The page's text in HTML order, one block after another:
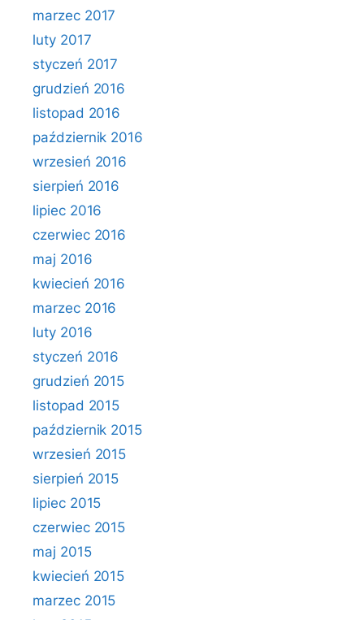
marzec 2017
luty 2017
styczeń 2017
grudzień 2016
listopad 2016
październik 2016
wrzesień 2016
sierpień 2016
lipiec 2016
czerwiec 2016
maj 2016
kwiecień 2016
marzec 2016
luty 2016
styczeń 2016
grudzień 2015
listopad 2015
październik 2015
wrzesień 2015
sierpień 2015
lipiec 2015
czerwiec 2015
maj 2015
kwiecień 2015
marzec 2015